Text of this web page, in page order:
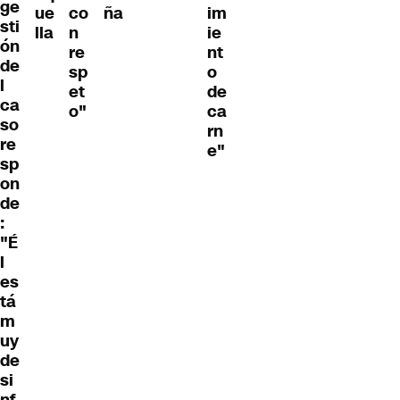
ge
sti
ón
de
l
ca
so
re
sp
on
de
:
"É
l
es
tá
m
uy
de
si
ue
lla
co
n
re
sp
et
o"
ña
im
ie
nt
o
de
ca
rn
e"